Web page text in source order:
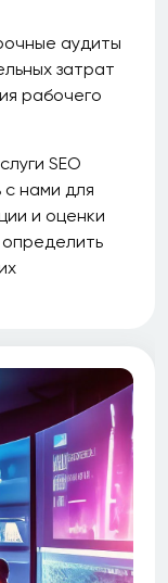
аудиты
затрат
рабочего
SEO
с нами для
и оценки